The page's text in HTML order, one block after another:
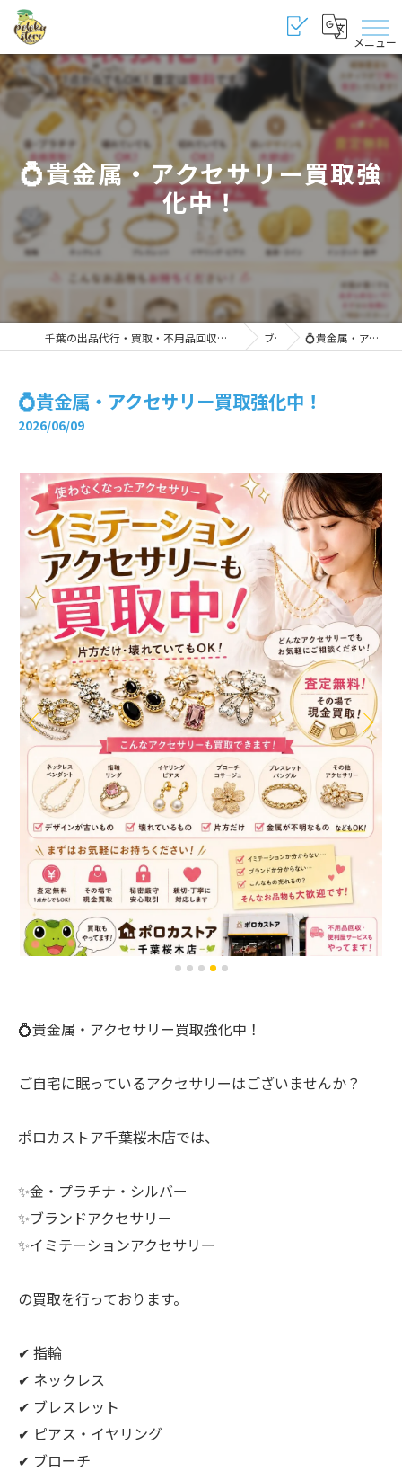
メニュー
💍貴金属・アクセサリー買取強
化中！
千葉の出品代行・買取・不用品回収・販売・修理・代行なら納得のポロカストア千葉桜木店 ブログ 💍貴金属・アクセサリー買取強化中！
💍貴金属・アクセサリー買取強化中！
2026/06/09
💍貴金属・アクセサリー買取強化中！
ご自宅に眠っているアクセサリーはございませんか？
ポロカストア千葉桜木店では、
✨金・プラチナ・シルバー
✨ブランドアクセサリー
✨イミテーションアクセサリー
の買取を行っております。
✔ 指輪
✔ ネックレス
✔ ブレスレット
✔ ピアス・イヤリング
✔ ブローチ